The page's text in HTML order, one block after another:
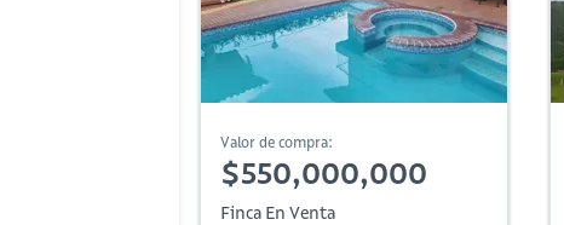
Valor de compra:
$550,000,000
Finca En Venta